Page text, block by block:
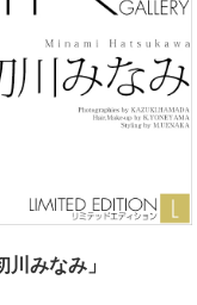
みなみ」